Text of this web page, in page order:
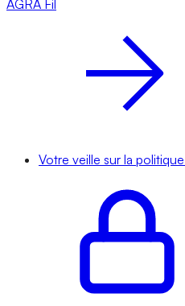
AGRA Fil
Votre veille sur la